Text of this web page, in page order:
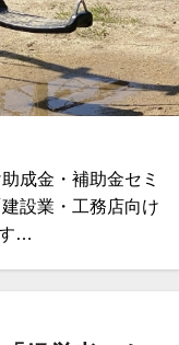
成金・補助金セミ
設業・工務店向け
…